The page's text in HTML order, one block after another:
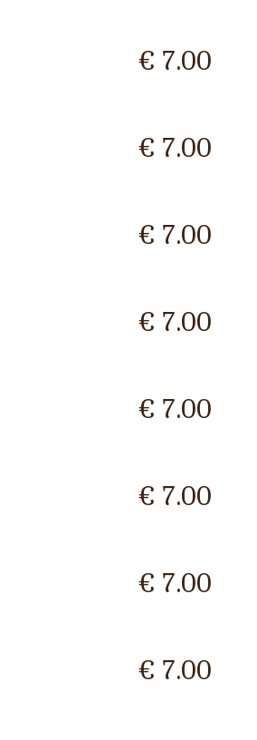
€ 7.00
€ 7.00
€ 7.00
€ 7.00
€ 7.00
€ 7.00
€ 7.00
€ 7.00